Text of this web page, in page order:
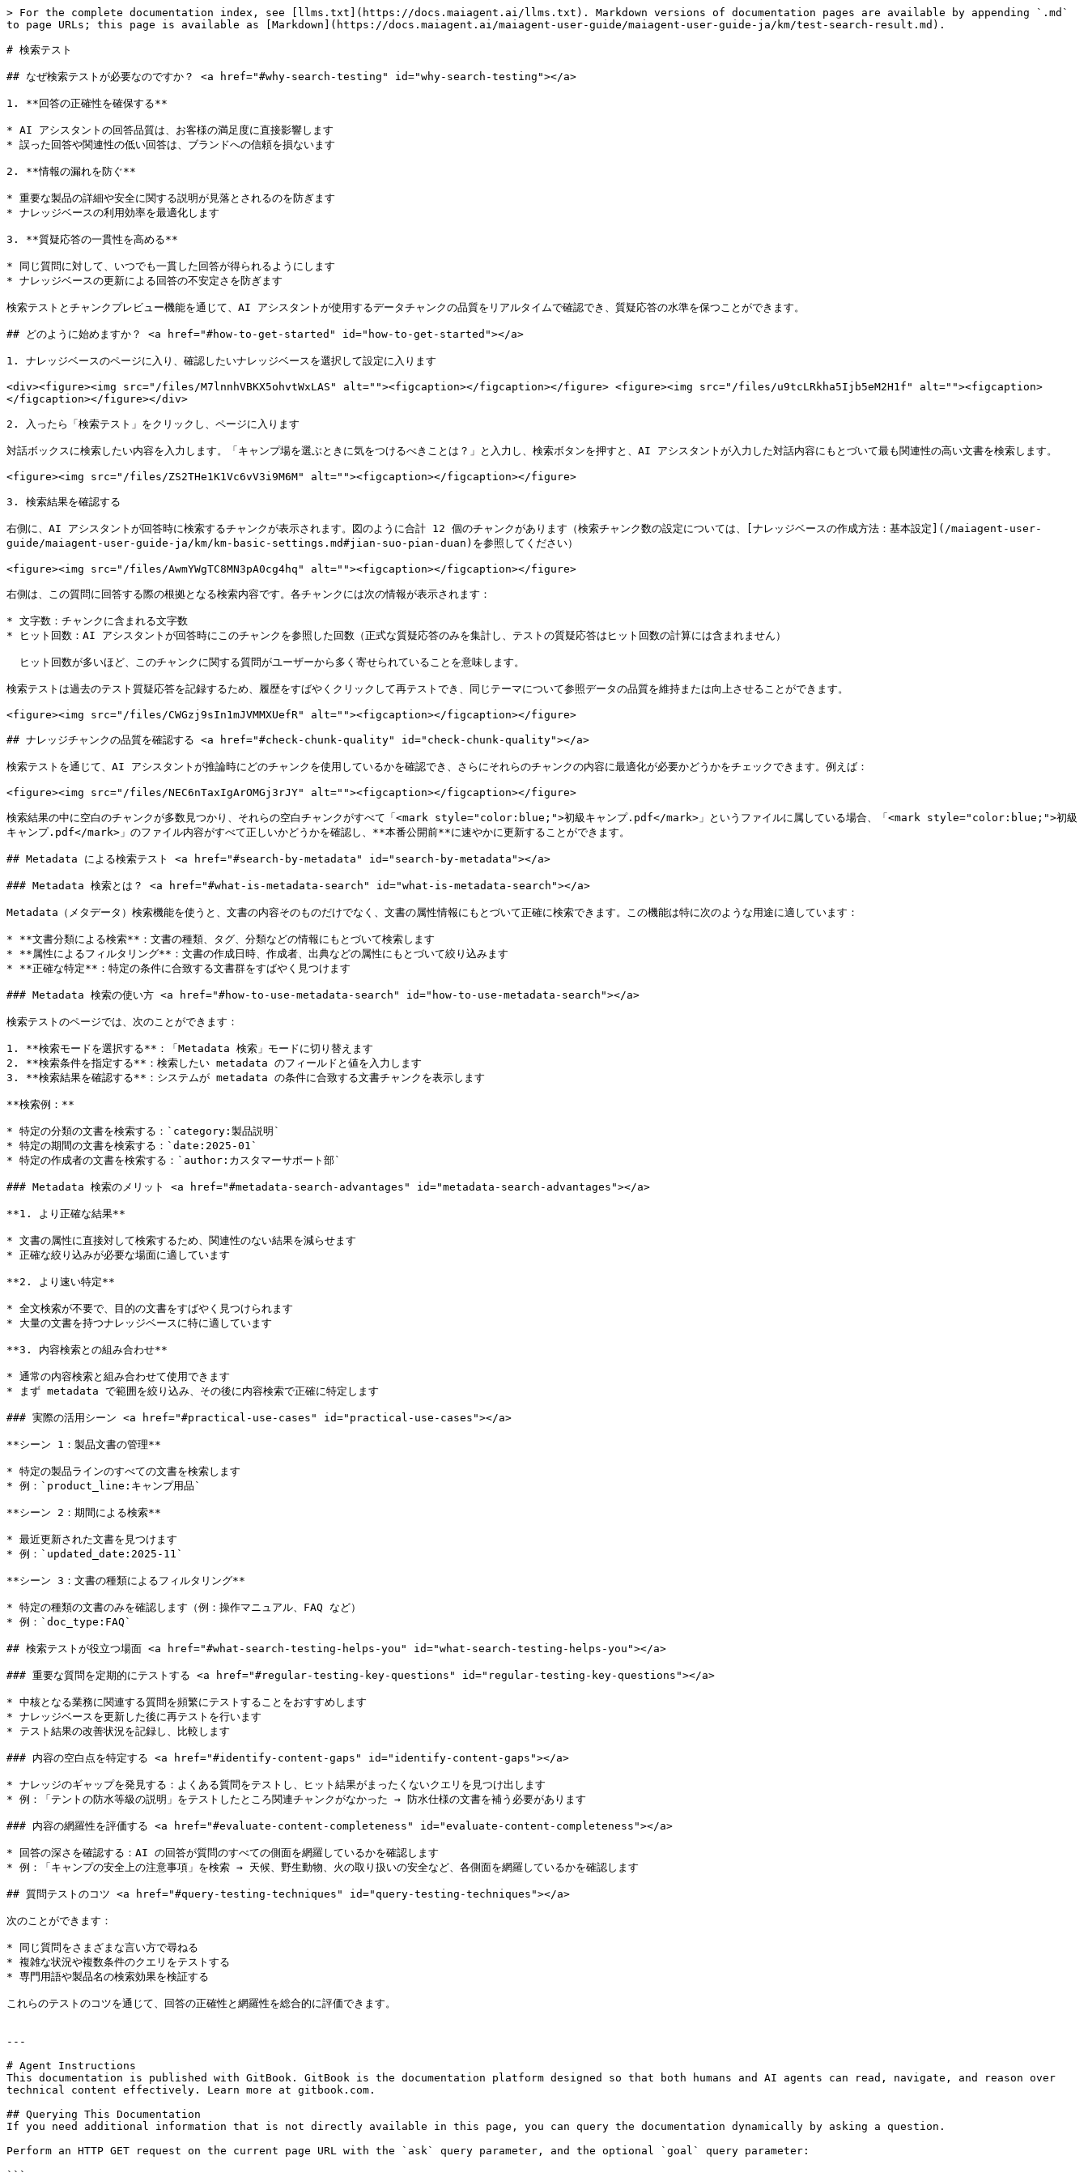
> For the complete documentation index, see [llms.txt](https://docs.maiagent.ai/llms.txt). Markdown versions of documentation pages are available by appending `.md`
to page URLs; this page is available as [Markdown](https://docs.maiagent.ai/maiagent-user-guide/maiagent-user-guide-ja/km/test-search-result.md).
# 検索テスト
## なぜ検索テストが必要なのですか？ <a href="#why-search-testing" id="why-search-testing"></a>
1. **回答の正確性を確保する**
* AI アシスタントの回答品質は、お客様の満足度に直接影響します
* 誤った回答や関連性の低い回答は、ブランドへの信頼を損ないます
2. **情報の漏れを防ぐ**
* 重要な製品の詳細や安全に関する説明が見落とされるのを防ぎます
* ナレッジベースの利用効率を最適化します
3. **質疑応答の一貫性を高める**
* 同じ質問に対して、いつでも一貫した回答が得られるようにします
* ナレッジベースの更新による回答の不安定さを防ぎます
検索テストとチャンクプレビュー機能を通じて、AI アシスタントが使用するデータチャンクの品質をリアルタイムで確認でき、質疑応答の水準を保つことができます。
## どのように始めますか？ <a href="#how-to-get-started" id="how-to-get-started"></a>
1. ナレッジベースのページに入り、確認したいナレッジベースを選択して設定に入ります
<div><figure><img src="/files/M7lnnhVBKX5ohvtWxLAS" alt=""><figcaption></figcaption></figure> <figure><img src="/files/u9tcLRkha5Ijb5eM2H1f" alt=""><figcaption>
</figcaption></figure></div>
2. 入ったら「検索テスト」をクリックし、ページに入ります
対話ボックスに検索したい内容を入力します。「キャンプ場を選ぶときに気をつけるべきことは？」と入力し、検索ボタンを押すと、AI アシスタントが入力した対話内容にもとづいて最も関連性の高い文書を検索します。
<figure><img src="/files/ZS2THe1K1Vc6vV3i9M6M" alt=""><figcaption></figcaption></figure>
3. 検索結果を確認する
右側に、AI アシスタントが回答時に検索するチャンクが表示されます。図のように合計 12 個のチャンクがあります（検索チャンク数の設定については、[ナレッジベースの作成方法：基本設定](/maiagent-user-
guide/maiagent-user-guide-ja/km/km-basic-settings.md#jian-suo-pian-duan)を参照してください）
<figure><img src="/files/AwmYWgTC8MN3pA0cg4hq" alt=""><figcaption></figcaption></figure>
右側は、この質問に回答する際の根拠となる検索内容です。各チャンクには次の情報が表示されます：
* 文字数：チャンクに含まれる文字数
* ヒット回数：AI アシスタントが回答時にこのチャンクを参照した回数（正式な質疑応答のみを集計し、テストの質疑応答はヒット回数の計算には含まれません）
検索テストは過去のテスト質疑応答を記録するため、履歴をすばやくクリックして再テストでき、同じテーマについて参照データの品質を維持または向上させることができます。
<figure><img src="/files/CWGzj9sIn1mJVMMXUefR" alt=""><figcaption></figcaption></figure>
## ナレッジチャンクの品質を確認する <a href="#check-chunk-quality" id="check-chunk-quality"></a>
検索テストを通じて、AI アシスタントが推論時にどのチャンクを使用しているかを確認でき、さらにそれらのチャンクの内容に最適化が必要かどうかをチェックできます。例えば：
<figure><img src="/files/NEC6nTaxIgArOMGj3rJY" alt=""><figcaption></figcaption></figure>
検索結果の中に空白のチャンクが多数見つかり、それらの空白チャンクがすべて「<mark style="color:blue;">初級キャンプ.pdf</mark>」というファイルに属している場合、「<mark style="color:blue;">初級
キャンプ.pdf</mark>」のファイル内容がすべて正しいかどうかを確認し、**本番公開前**に速やかに更新することができます。
## Metadata による検索テスト <a href="#search-by-metadata" id="search-by-metadata"></a>
### Metadata 検索とは？ <a href="#what-is-metadata-search" id="what-is-metadata-search"></a>
Metadata（メタデータ）検索機能を使うと、文書の内容そのものだけでなく、文書の属性情報にもとづいて正確に検索できます。この機能は特に次のような用途に適しています：
* **文書分類による検索**：文書の種類、タグ、分類などの情報にもとづいて検索します
* **属性によるフィルタリング**：文書の作成日時、作成者、出典などの属性にもとづいて絞り込みます
* **正確な特定**：特定の条件に合致する文書群をすばやく見つけます
### Metadata 検索の使い方 <a href="#how-to-use-metadata-search" id="how-to-use-metadata-search"></a>
検索テストのページでは、次のことができます：
1. **検索モードを選択する**：「Metadata 検索」モードに切り替えます
2. **検索条件を指定する**：検索したい metadata のフィールドと値を入力します
3. **検索結果を確認する**：システムが metadata の条件に合致する文書チャンクを表示します
**検索例：**
* 特定の分類の文書を検索する：`category:製品説明`
* 特定の期間の文書を検索する：`date:2025-01`
* 特定の作成者の文書を検索する：`author:カスタマーサポート部`
### Metadata 検索のメリット <a href="#metadata-search-advantages" id="metadata-search-advantages"></a>
**1. より正確な結果**
* 文書の属性に直接対して検索するため、関連性のない結果を減らせます
* 正確な絞り込みが必要な場面に適しています
**2. より速い特定**
* 全文検索が不要で、目的の文書をすばやく見つけられます
* 大量の文書を持つナレッジベースに特に適しています
**3. 内容検索との組み合わせ**
* 通常の内容検索と組み合わせて使用できます
* まず metadata で範囲を絞り込み、その後に内容検索で正確に特定します
### 実際の活用シーン <a href="#practical-use-cases" id="practical-use-cases"></a>
**シーン 1：製品文書の管理**
* 特定の製品ラインのすべての文書を検索します
* 例：`product_line:キャンプ用品`
**シーン 2：期間による検索**
* 最近更新された文書を見つけます
* 例：`updated_date:2025-11`
**シーン 3：文書の種類によるフィルタリング**
* 特定の種類の文書のみを確認します（例：操作マニュアル、FAQ など）
* 例：`doc_type:FAQ`
## 検索テストが役立つ場面 <a href="#what-search-testing-helps-you" id="what-search-testing-helps-you"></a>
### 重要な質問を定期的にテストする <a href="#regular-testing-key-questions" id="regular-testing-key-questions"></a>
* 中核となる業務に関連する質問を頻繁にテストすることをおすすめします
* ナレッジベースを更新した後に再テストを行います
* テスト結果の改善状況を記録し、比較します
### 内容の空白点を特定する <a href="#identify-content-gaps" id="identify-content-gaps"></a>
* ナレッジのギャップを発見する：よくある質問をテストし、ヒット結果がまったくないクエリを見つけ出します
* 例：「テントの防水等級の説明」をテストしたところ関連チャンクがなかった → 防水仕様の文書を補う必要があります
### 内容の網羅性を評価する <a href="#evaluate-content-completeness" id="evaluate-content-completeness"></a>
* 回答の深さを確認する：AI の回答が質問のすべての側面を網羅しているかを確認します
* 例：「キャンプの安全上の注意事項」を検索 → 天候、野生動物、火の取り扱いの安全など、各側面を網羅しているかを確認します
## 質問テストのコツ <a href="#query-testing-techniques" id="query-testing-techniques"></a>
次のことができます：
* 同じ質問をさまざまな言い方で尋ねる
* 複雑な状況や複数条件のクエリをテストする
* 専門用語や製品名の検索効果を検証する
これらのテストのコツを通じて、回答の正確性と網羅性を総合的に評価できます。
---
# Agent Instructions
This documentation is published with GitBook. GitBook is the documentation platform designed so that both humans and AI agents can read, navigate, and reason over
technical content effectively. Learn more at gitbook.com.
## Querying This Documentation
If you need additional information that is not directly available in this page, you can query the documentation dynamically by asking a question.
Perform an HTTP GET request on the current page URL with the `ask` query parameter, and the optional `goal` query parameter: